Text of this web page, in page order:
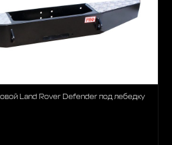
Land Rover Defender под лебедку